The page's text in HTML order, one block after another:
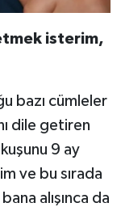
isterim,
bazı cümleler
dile getiren
9 ay
ve bu sırada
alışınca da